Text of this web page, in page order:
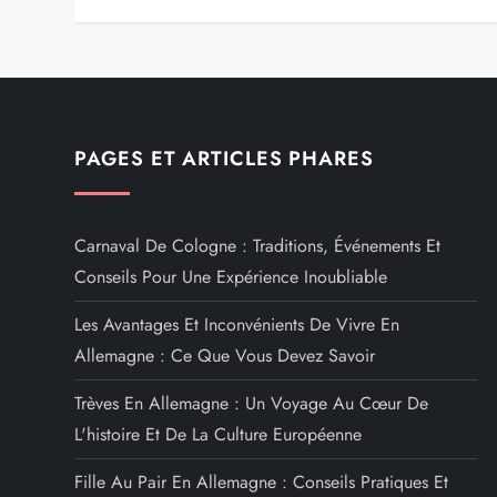
PAGES ET ARTICLES PHARES
Carnaval De Cologne : Traditions, Événements Et
Conseils Pour Une Expérience Inoubliable
Les Avantages Et Inconvénients De Vivre En
Allemagne : Ce Que Vous Devez Savoir
Trèves En Allemagne : Un Voyage Au Cœur De
L'histoire Et De La Culture Européenne
Fille Au Pair En Allemagne : Conseils Pratiques Et